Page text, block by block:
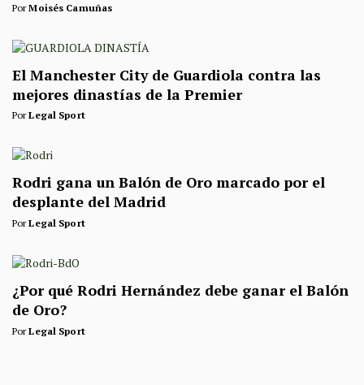
PorMoisés Camuñas
El Manchester City de Guardiola contra las
mejores dinastías de la Premier
PorLegal Sport
Rodri gana un Balón de Oro marcado por el
desplante del Madrid
PorLegal Sport
¿Por qué Rodri Hernández debe ganar el Balón
de Oro?
PorLegal Sport